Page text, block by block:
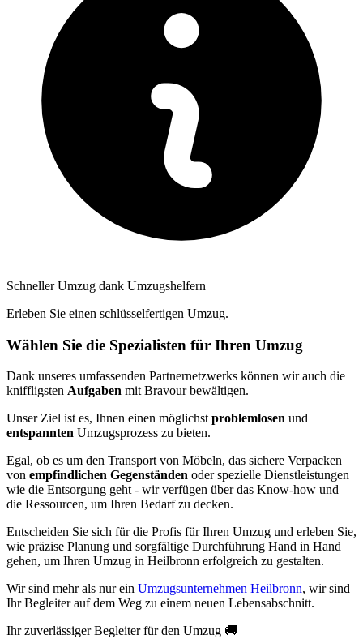
Schneller Umzug dank Umzugshelfern
Erleben Sie einen schlüsselfertigen Umzug.
Wählen Sie die Spezialisten für Ihren Umzug
Dank unseres umfassenden Partnernetzwerks können wir auch die
kniffligsten Aufgaben mit Bravour bewältigen.
Unser Ziel ist es, Ihnen einen möglichst problemlosen und
entspannten Umzugsprozess zu bieten.
Egal, ob es um den Transport von Möbeln, das sichere Verpacken
von empfindlichen Gegenständen oder spezielle Dienstleistungen
wie die Entsorgung geht - wir verfügen über das Know-how und
die Ressourcen, um Ihren Bedarf zu decken.
Entscheiden Sie sich für die Profis für Ihren Umzug und erleben Sie,
wie präzise Planung und sorgfältige Durchführung Hand in Hand
gehen, um Ihren Umzug in Heilbronn erfolgreich zu gestalten.
Wir sind mehr als nur ein Umzugsunternehmen Heilbronn, wir sind
Ihr Begleiter auf dem Weg zu einem neuen Lebensabschnitt.
Ihr zuverlässiger Begleiter für den Umzug 🚚